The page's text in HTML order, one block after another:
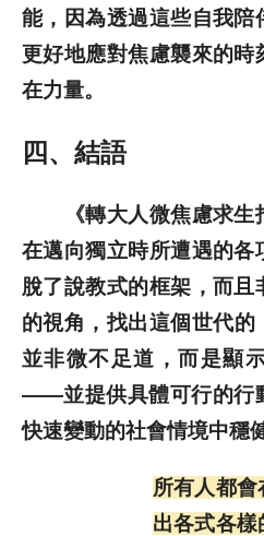
能，因為透過這些自我陪
更好地應對焦慮襲來的時
在力量。
四、結語
《轉大人微焦慮求生
在邁向獨立時所遭遇的各
脫了說教式的框架，而且
的視角，找出這個世代
並非微不足道，而是顯
——並提供具體可行的行
快速變動的社會情境中穩
所有人都
出各式各